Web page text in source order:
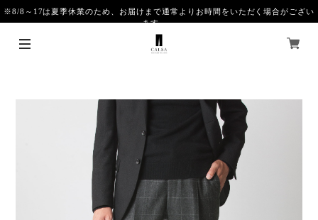
※8/8～17は夏季休業のため、お届けまで通常よりお時間をいただく場合がござい
ます。